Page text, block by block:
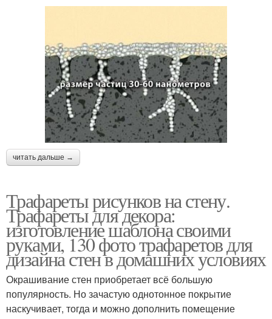
читать дальше →
Трафареты рисунков на стену.
Трафареты для декора:
изготовление шаблона своими
руками, 130 фото трафаретов для
дизайна стен в домашних условиях
Окрашивание стен приобретает всё большую
популярность. Но зачастую однотонное покрытие
наскучивает, тогда и можно дополнить помещение